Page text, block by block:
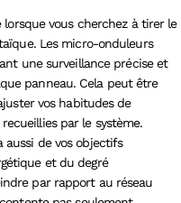
lorsque vous cherchez à tirer le
Les micro-onduleurs
une surveillance précise et
panneau. Cela peut être
vos habitudes de
par le système.
de vos objectifs
et du degré
par rapport au réseau